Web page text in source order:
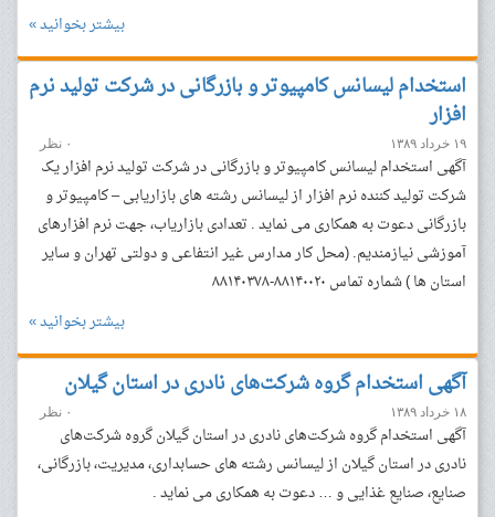
بیشتر بخوانید »
استخدام لیسانس کامپیوتر و بازرگانی در شرکت تولید نرم
افزار
۱۹ خرداد ۱۳۸۹ ۰ نظر
آگهی استخدام لیسانس کامپیوتر و بازرگانی در شرکت تولید نرم افزار یک
شرکت تولید کننده نرم افزار از لیسانس رشته های بازاریابی – کامپیوتر و
بازرگانی دعوت به همکاری می نماید . تعدادی بازاریاب، جهت نرم افزارهای
آموزشی نیازمندیم. (محل کار مدارس غیر انتفاعی و دولتی تهران و سایر
استان ها ) شماره تماس ۸۸۱۴۰۰۲۰-۸۸۱۴۰۳۷۸
بیشتر بخوانید »
آگهی استخدام گروه شرکت‌های نادری در استان گیلان
۱۸ خرداد ۱۳۸۹ ۰ نظر
آگهی استخدام گروه شرکت‌های نادری در استان گیلان گروه شرکت‌های
نادری در استان گیلان از لیسانس رشته های حسابداری، مدیریت، بازرگانی،
صنایع، صنایع غذایی و … دعوت به همکاری می نماید .